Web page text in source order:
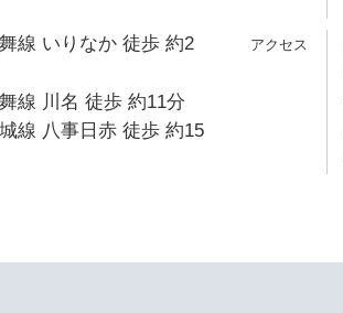
線 いりなか 徒歩 約2
線 川名 徒歩 約11分
線 八事日赤 徒歩 約15